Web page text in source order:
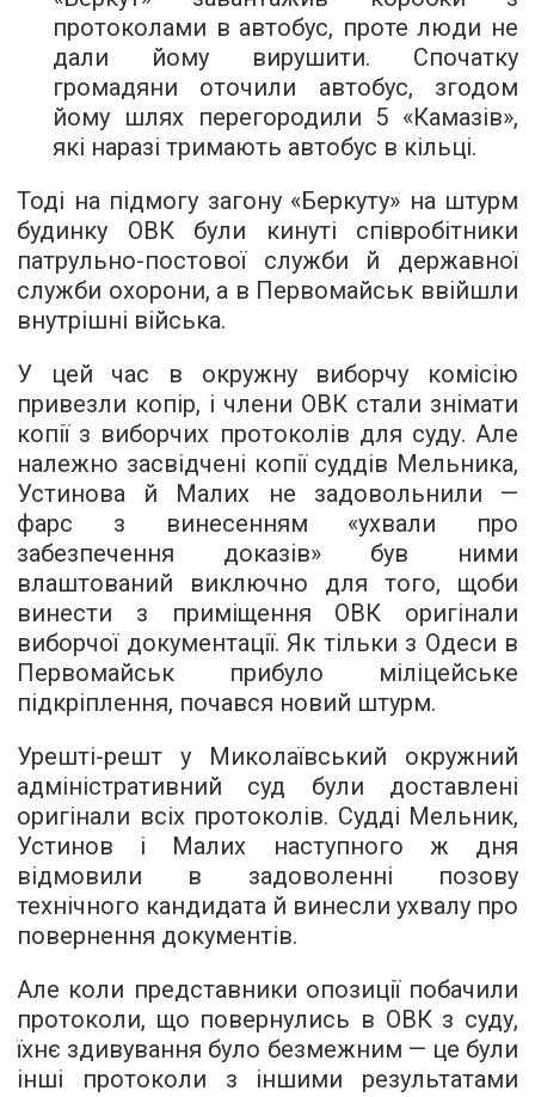
протоколами в автобус, проте люди не
дали йому вирушити. Спочатку
громадяни оточили автобус, згодом
йому шлях перегородили 5 «Камазів»,
які наразі тримають автобус в кільці.
Тоді на підмогу загону «Беркуту» на штурм
будинку ОВК були кинуті співробітники
патрульно-постової служби й державної
служби охорони, а в Первомайськ ввійшли
внутрішні війська.
У цей час в окружну виборчу комісію
привезли копір, і члени ОВК стали знімати
копії з виборчих протоколів для суду. Але
належно засвідчені копії суддів Мельника,
Устинова й Малих не задовольнили —
фарс з винесенням «ухвали про
забезпечення доказів» був ними
влаштований виключно для того, щоби
винести з приміщення ОВК оригінали
виборчої документації. Як тільки з Одеси в
Первомайськ прибуло міліцейське
підкріплення, почався новий штурм.
Урешті-решт у Миколаївський окружний
адміністративний суд були доставлені
оригінали всіх протоколів. Судді Мельник,
Устинов і Малих наступного ж дня
відмовили в задоволенні позову
технічного кандидата й винесли ухвалу про
повернення документів.
Але коли представники опозиції побачили
протоколи, що повернулись в ОВК з суду,
їхнє здивування було безмежним — це були
інші протоколи з іншими результатами